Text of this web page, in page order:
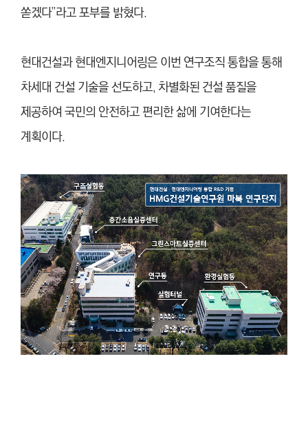
쏟겠다”라고 포부를 밝혔다.
현대건설과 현대엔지니어링은 이번 연구조직 통합을 통해
차세대 건설 기술을 선도하고, 차별화된 건설 품질을
제공하여 국민의 안전하고 편리한 삶에 기여한다는
계획이다.